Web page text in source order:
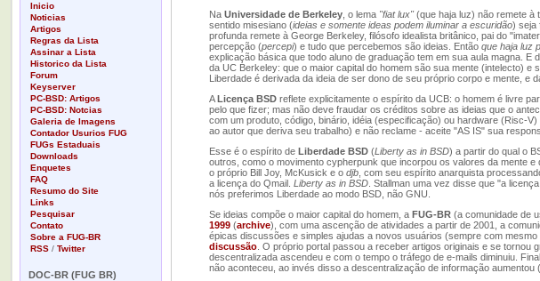
Inicio
Noticias
Artigos
Regras da Lista
Assinar a Lista
Historico da Lista
Forum
Keyserver
PC-BSD: Artigos
PC-BSD: Notcias
Galeria de Imagens
Contador Usurios FUG
FUGs Estaduais
Downloads
Enquetes
FAQ
Resumo do Site
Links
Pesquisar
Contato
Sobre a FUG-BR
RSS / Twitter
DOC-BR (FUG BR)
Na Universidade de Berkeley , o lema "fiat lux"(que haja luz) não remete à
sentido misesiano (ideias e somente ideas podem iluminar a escuridão) seja
profunda remete à George Berkeley, filósofo idealista britânico, pai do
percepção (percepi) e tudo que percebemos são ideias. Então que haja luz
explicação básica que todo aluno de graduação tem em sua aula magna.
da UC Berkeley: que o maior capital do homem são sua mente (intelecto)
Liberdade é derivada da ideia de ser dono de seu próprio corpo e mente, e
ALicença BSD reflete explicitamente o espírito da UCB: o homem é livre
pelo que fizer; mas não deve fraudar os créditos sobre as ideias que o
com um produto, código, binário, idéia (especificação) ou hardware (Risc-
ao autor que deriva seu trabalho) e não reclame - aceite "AS IS" sua
Esse é o espírito de Liberdade BSD (Liberty as in BSD) a partir do qual o
outros, como o movimento cypherpunk que incorpou os valores da mente
o próprio Bill Joy, McKusick e o djb , com seu espírito anarquista
a licença do Qmail. Liberty as in BSD . Stallman uma vez disse que "a
nós preferimos Liberdade ao modo BSD, não GNU.
Se ideias compõe o maior capital do homem, a FUG-BR (a comunidade de
1999 (archive), com uma ascenção de atividades a partir de 2001, a
épicas discussões e simples ajudas a novos usuários (sempre com
discussão . O próprio portal passou a receber artigos originais e se
descentralizada ascendeu e com o tempo o tráfego de e-mails diminuiu.
não aconteceu, ao invés disso a descentralização de informação